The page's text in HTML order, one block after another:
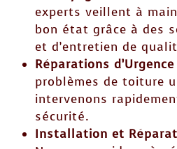
experts veillent à
bon état grâce à des
et d’entretien de
Réparations d’Urgence
problèmes de toiture
intervenons
sécurité.
Installation et